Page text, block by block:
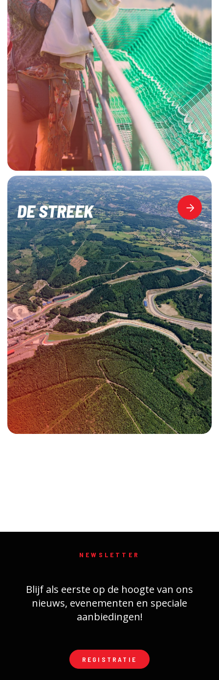
DE STREEK
NEWSLETTER
Blijf als eerste op de hoogte van ons
nieuws, evenementen en speciale
aanbiedingen!
REGISTRATIE